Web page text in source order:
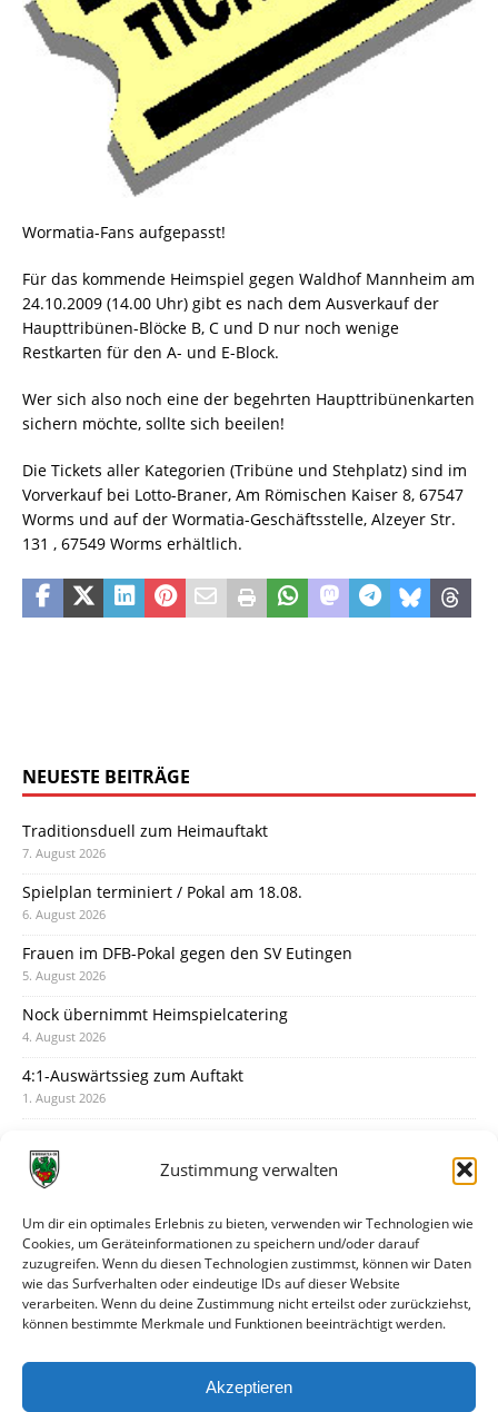
Zustimmung verwalten
Um dir ein optimales Erlebnis zu bieten, verwenden wir Technologien wie
Cookies, um Geräteinformationen zu speichern und/oder darauf
zuzugreifen. Wenn du diesen Technologien zustimmst, können wir Daten
wie das Surfverhalten oder eindeutige IDs auf dieser Website
verarbeiten. Wenn du deine Zustimmung nicht erteilst oder zurückziehst,
können bestimmte Merkmale und Funktionen beeinträchtigt werden.
Akzeptieren
Wormatia-Fans aufgepasst!
Für das kommende Heimspiel gegen Waldhof Mannheim am
24.10.2009 (14.00 Uhr) gibt es nach dem Ausverkauf der
Haupttribünen-Blöcke B, C und D nur noch wenige
Restkarten für den A- und E-Block.
Wer sich also noch eine der begehrten Haupttribünenkarten
sichern möchte, sollte sich beeilen!
Die Tickets aller Kategorien (Tribüne und Stehplatz) sind im
Vorverkauf bei Lotto-Braner, Am Römischen Kaiser 8, 67547
Worms und auf der Wormatia-Geschäftsstelle, Alzeyer Str.
131 , 67549 Worms erhältlich.
NEUESTE BEITRÄGE
Traditionsduell zum Heimauftakt
7. August 2026
Spielplan terminiert / Pokal am 18.08.
6. August 2026
Frauen im DFB-Pokal gegen den SV Eutingen
5. August 2026
Nock übernimmt Heimspielcatering
4. August 2026
4:1-Auswärtssieg zum Auftakt
1. August 2026
31. Juli 2026
30. Juli 2026
Deine Spielminute: 89+1
28. Juli 2026
Neuer Rückensponsor
Neue Podcast-Folge: So tickt Björn!
27. Juli 2026